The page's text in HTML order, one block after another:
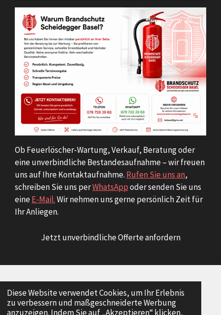
Diese Website verwendet Cookies, um Ihr Erlebnis
zu verbessern und maßgeschneiderte Werbung
anzuzeigen. Indem Sie auf „Akzeptieren“ klicken,
Ob Feuerlöscher-Wartung, Verkauf, Beratung oder
eine unverbindliche Bestandesaufnahme – wir freuen
uns auf Ihre Kontaktaufnahme. Rufen Sie uns an,
schreiben Sie uns perWhatsAppoder senden Sie uns
eineE-Mail.Wir nehmen uns gerne persönlich Zeit für
Ihr Anliegen.
Jetzt unverbindliche Offerte anfordern
© 2024 - 2026 Brandschutz Scheidegger Basel
Mit Unterstützung von Webador